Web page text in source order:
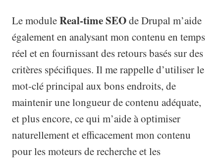
Le moduleReal-time SEOde Drupal m’aide
également en analysant mon contenu en temps
réel et en fournissant des retours basés sur des
critères spécifiques. Il me rappelle d’utiliser le
mot-clé principal aux bons endroits, de
maintenir une longueur de contenu adéquate,
et plus encore, ce qui m’aide à optimiser
naturellement et efficacement mon contenu
pour les moteurs de recherche et les